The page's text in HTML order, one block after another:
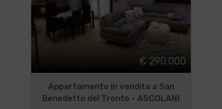
€ 290.000
Appartamento in vendita a San
Benedetto del Tronto - ASCOLANI